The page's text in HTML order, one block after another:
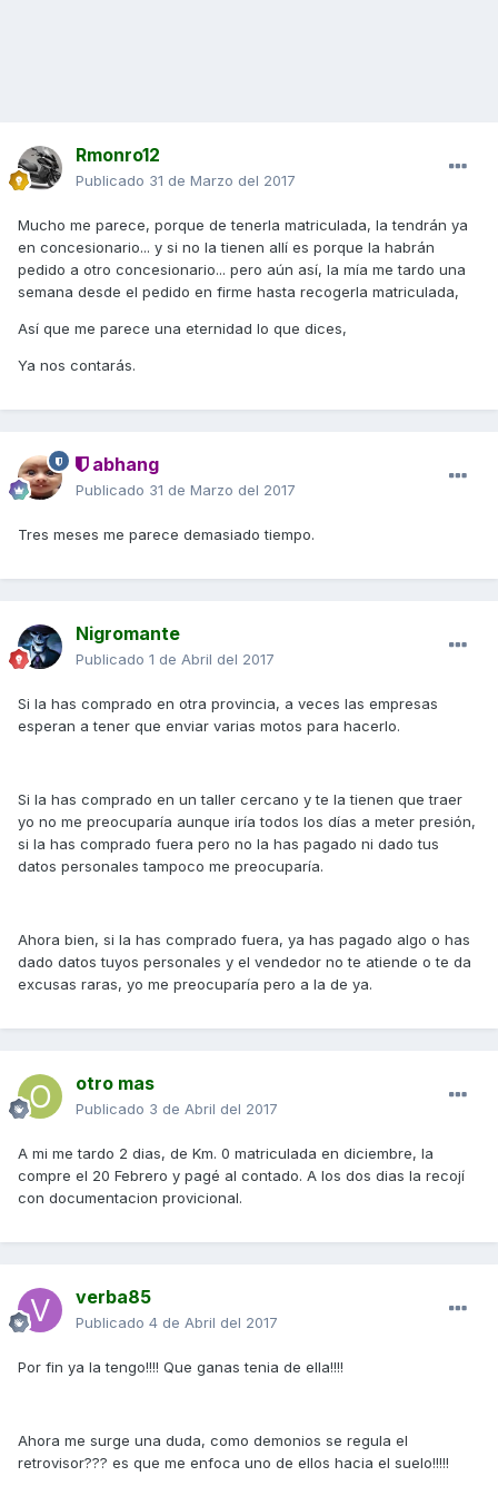
Rmonro12
Publicado 31 de Marzo del 2017
Mucho me parece, porque de tenerla matriculada, la tendrán ya
en concesionario... y si no la tienen allí es porque la habrán
pedido a otro concesionario... pero aún así, la mía me tardo una
semana desde el pedido en firme hasta recogerla matriculada,
Así que me parece una eternidad lo que dices,
Ya nos contarás.
abhang
Publicado 31 de Marzo del 2017
Tres meses me parece demasiado tiempo.
Nigromante
Publicado 1 de Abril del 2017
Si la has comprado en otra provincia, a veces las empresas
esperan a tener que enviar varias motos para hacerlo.
Si la has comprado en un taller cercano y te la tienen que traer
yo no me preocuparía aunque iría todos los días a meter presión,
si la has comprado fuera pero no la has pagado ni dado tus
datos personales tampoco me preocuparía.
Ahora bien, si la has comprado fuera, ya has pagado algo o has
dado datos tuyos personales y el vendedor no te atiende o te da
excusas raras, yo me preocuparía pero a la de ya.
otro mas
Publicado 3 de Abril del 2017
A mi me tardo 2 dias, de Km. 0 matriculada en diciembre, la
compre el 20 Febrero y pagé al contado. A los dos dias la recojí
con documentacion provicional.
verba85
Publicado 4 de Abril del 2017
Por fin ya la tengo!!!! Que ganas tenia de ella!!!!
Ahora me surge una duda, como demonios se regula el
retrovisor??? es que me enfoca uno de ellos hacia el suelo!!!!!